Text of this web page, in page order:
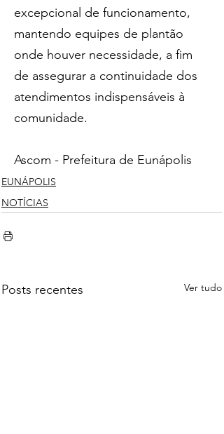
excepcional de funcionamento,
mantendo equipes de plantão
onde houver necessidade, a fim
de assegurar a continuidade dos
atendimentos indispensáveis à
comunidade.
Ascom - Prefeitura de Eunápolis
EUNÁPOLIS
NOTÍCIAS
Posts recentes Ver tudo